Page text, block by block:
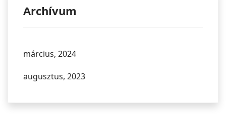
Archívum
március, 2024
augusztus, 2023